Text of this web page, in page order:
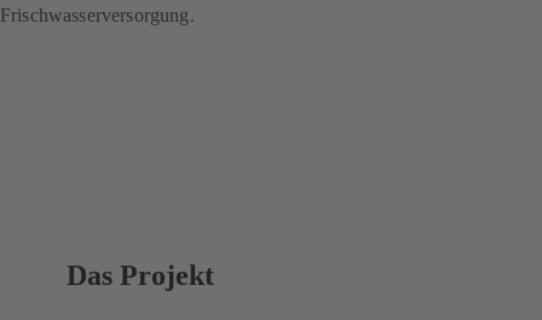
Frischwasserversorgung.
Das Projekt